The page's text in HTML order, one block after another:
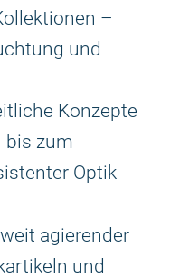
–
und
Konzepte
bis zum
Optik
agierender
und